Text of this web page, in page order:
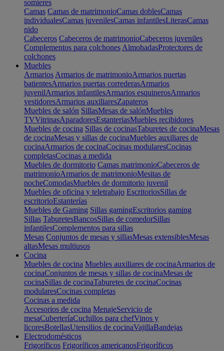
somieres
Camas Camas de matrimonioCamas doblesCamas
individualesCamas juvenilesCamas infantilesLiterasCamas
nido
Cabeceros Cabeceros de matrimonioCabeceros juveniles
Complementos para colchones AlmohadasProtectores de
colchones
Muebles
Armarios Armarios de matrimonioArmarios puertas
batientesArmarios puertas correderasArmarios
juvenilArmarios infantilesArmarios esquinerosArmarios
vestidoresArmarios auxiliaresZapateros
Muebles de salón SillasMesas de salónMuebles
TVVitrinasAparadoresEstanteriasMuebles recibidores
Muebles de cocina Sillas de cocinasTaburetes de cocinaMesas
de cocinaMesas y sillas de cocinaMuebles auxiliares de
cocinaArmarios de cocinaCocinas modularesCocinas
completasCocinas a medida
Muebles de dormitorio Camas matrimonioCabeceros de
matrimonioArmarios de matrimonioMesitas de
nocheComodasMuebles de dormitorio juvenil
Muebles de oficina y teletrabajo EscritoriosSillas de
escritorioEstanterías
Muebles de Gaming Sillas gamingEscritorios gaming
Sillas TaburetesBancosSillas de comedorSillas
infantilesComplementos para sillas
Mesas Conjuntos de mesas y sillasMesas extensiblesMesas
altasMesas multiusos
Cocina
Muebles de cocina Muebles auxiliares de cocinaArmarios de
cocinaConjuntos de mesas y sillas de cocinaMesas de
cocinaSillas de cocinaTaburetes de cocinaCocinas
modularesCocinas completas
Cocinas a medida
Accesorios de cocina MenajeServicio de
mesaCuberteríaCuchillos para chefVinos y
licoresBotellasUtensilios de cocinaVajillaBandejas
Electrodomésticos
Frigoríficos Frigoríficos americanosFrigoríficos